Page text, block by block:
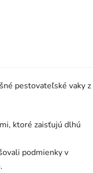
pestovateľské vaky z
ktoré zaisťujú dlhú
podmienky v